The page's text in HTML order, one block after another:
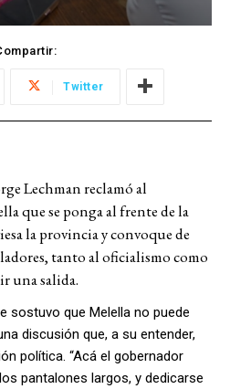
Twitter
Lechman reclamó al
que se ponga al frente de la
la provincia y convoque de
tanto al oficialismo como
una salida.
sostuvo que Melella no puede
discusión que, a su entender,
política. “Acá el gobernador
pantalones largos, y dedicarse